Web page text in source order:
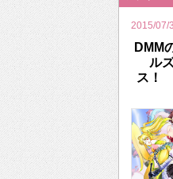
2015/07/
DMM
ル
ス！